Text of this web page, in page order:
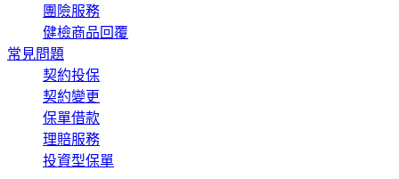
團險服務
健檢商品回覆
常見問題
契約投保
契約變更
保單借款
理賠服務
投資型保單